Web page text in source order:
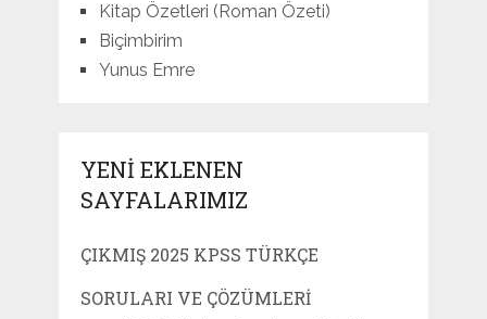
Kitap Özetleri (Roman Özeti)
Biçimbirim
Yunus Emre
YENI EKLENEN
SAYFALARIMIZ
ÇIKMIŞ 2025 KPSS TÜRKÇE
SORULARI VE ÇÖZÜMLERI